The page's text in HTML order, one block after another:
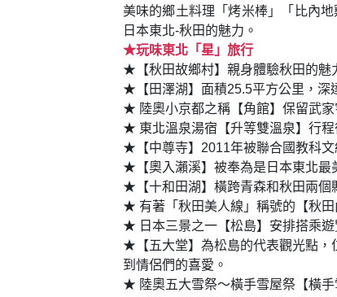
美味的鄉土料理「烤米棒」「比內
日本東北-秋田的魅力。
★玩味東北「星」旅行
★【秋田故鄉村】親身體驗秋田的魅
★【田澤湖】面積25.5平方公里，深
★ 陸奧小京都之稱【角館】保留武
★ 東北溫泉湯宿【升等雙溫泉】行
★【中尊寺】2011年被聯合國教科文
★【奧入瀨溪】被奉為是日本東北最
★【十和田湖】橫跨青森和秋田兩個
★ 有著「秋田美人線」稱號的【秋
★ 日本三景之一【松島】安排搭乘
★【五大堂】為松島的代表觀光點，
到情侶們的喜愛。
★ 陸奧五大雪祭～橫手雪屋祭【橫